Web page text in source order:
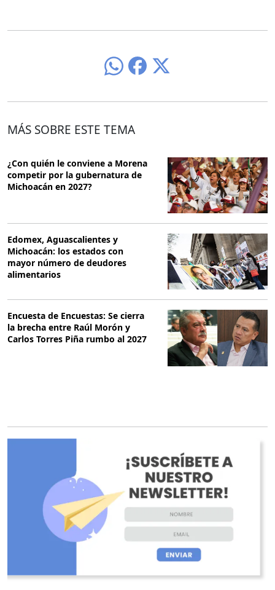
MÁS SOBRE ESTE TEMA
¿Con quién le conviene a Morena
competir por la gubernatura de
Michoacán en 2027?
Edomex, Aguascalientes y
Michoacán: los estados con
mayor número de deudores
alimentarios
Encuesta de Encuestas: Se cierra
la brecha entre Raúl Morón y
Carlos Torres Piña rumbo al 2027